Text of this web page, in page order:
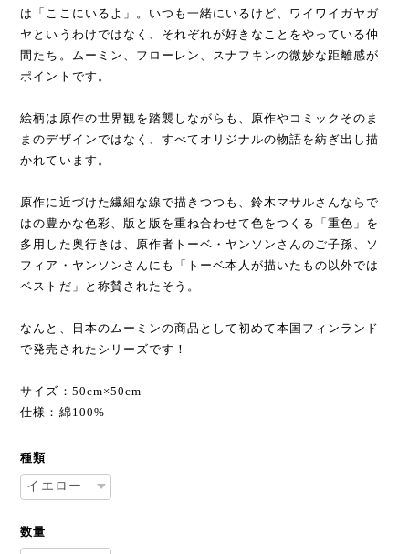
は「ここにいるよ」。いつも一緒にいるけど、ワイワイガヤガ
ヤというわけではなく、それぞれが好きなことをやっている仲
間たち。ムーミン、フローレン、スナフキンの微妙な距離感が
ポイントです。
絵柄は原作の世界観を踏襲しながらも、原作やコミックそのま
まのデザインではなく、すべてオリジナルの物語を紡ぎ出し描
かれています。
原作に近づけた繊細な線で描きつつも、鈴木マサルさんならで
はの豊かな色彩、版と版を重ね合わせて色をつくる「重色」を
多用した奥行きは、原作者トーベ・ヤンソンさんのご子孫、ソ
フィア・ヤンソンさんにも「トーベ本人が描いたもの以外では
ベストだ」と称賛されたそう。
なんと、日本のムーミンの商品として初めて本国フィンランド
で発売されたシリーズです！
サイズ：50cm×50cm
仕様：綿100%
種類
数量